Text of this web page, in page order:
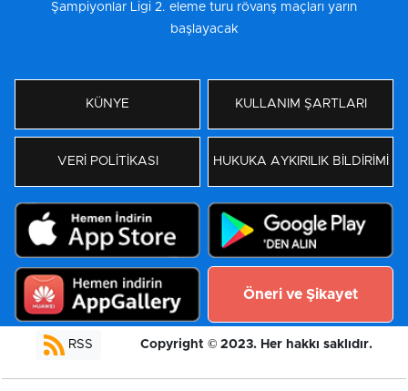
Şampiyonlar Ligi 2. eleme turu rövanş maçları yarın
başlayacak
KÜNYE KULLANIM ŞARTLARI
VERİ POLİTİKASI HUKUKA AYKIRILIK BİLDİRİMİ
Öneri ve Şikayet
RSS Copyright © 2023. Her hakkı saklıdır.